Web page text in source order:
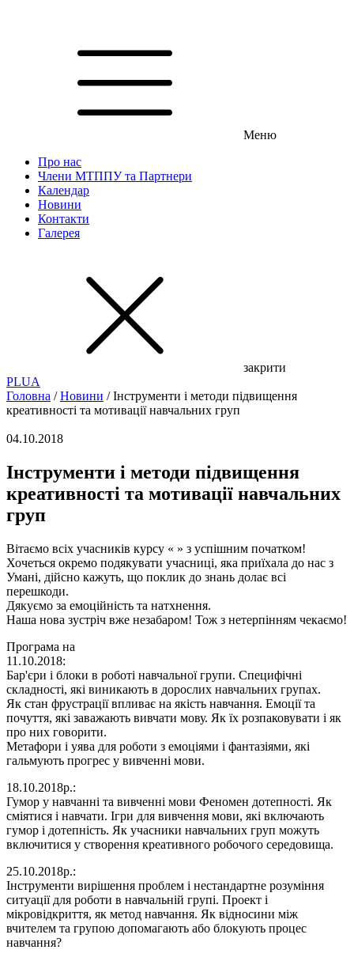
Меню
Про нас
Члени МТППУ та Партнери
Календар
Новини
Контакти
Галерея
закрити
PLUA
Головна / Новини / Інструменти і методи підвищення
креативності та мотивації навчальних груп
04.10.2018
Інструменти і методи підвищення
креативності та мотивації навчальних
груп
Вітаємо всіх учасників курсу « » з успішним початком!
Хочеться окремо подякувати учасниці, яка приїхала до нас з
Умані, дійсно кажуть, що поклик до знань долає всі
перешкоди.
Дякуємо за емоційність та натхнення.
Наша нова зустріч вже незабаром! Тож з нетерпінням чекаємо!
Програма на
11.10.2018:
Бар'єри і блоки в роботі навчальної групи. Специфічні
складності, які виникають в дорослих навчальних групах.
Як стан фрустрації впливає на якість навчання. Емоції та
почуття, які заважають вивчати мову. Як їх розпаковувати і як
про них говорити.
Метафори і уява для роботи з емоціями і фантазіями, які
гальмують прогрес у вивченні мови.
18.10.2018р.:
Гумор у навчанні та вивченні мови Феномен дотепності. Як
сміятися і навчати. Ігри для вивчення мови, які включають
гумор і дотепність. Як учасники навчальних груп можуть
включитися у створення креативного робочого середовища.
25.10.2018р.:
Інструменти вирішення проблем і нестандартне розуміння
ситуації для роботи в навчальній групі. Проект і
мікровідкриття, як метод навчання. Як відносини між
вчителем та групою допомагають або блокують процес
навчання?